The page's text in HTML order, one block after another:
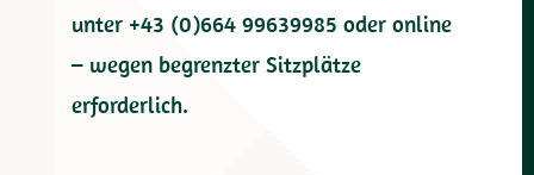
unter +43 (0)664 99639985 oder online
– wegen begrenzter Sitzplätze
erforderlich.